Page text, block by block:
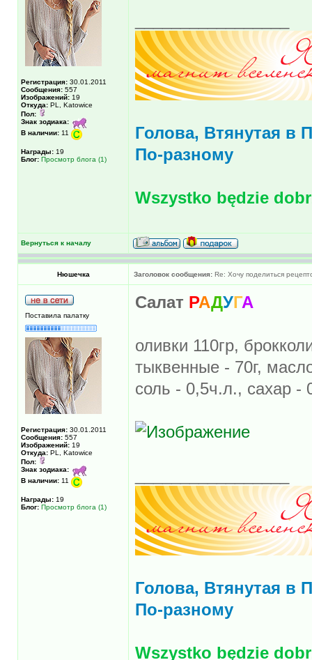
Регистрация: 30.01.2011
Сообщения: 557
Изображений: 19
Откуда: PL, Katowice
Пол:
Знак зодиака:
В наличии: 11
Награды: 19
Блог: Просмотр блога (1)
Голова, Втянутая в
По-разному
Wszystko będzie
Вернуться к началу
Нюшечка Заголовок сообщения: Re: Хочу поделиться
Поставила палатку
Регистрация: 30.01.2011
Сообщения: 557
Изображений: 19
Откуда: PL, Katowice
Пол:
Знак зодиака:
В наличии: 11
Награды: 19
Блог: Просмотр блога (1)
Салат РАДУГА
оливки 110гр,
тыквенные - 70г,
соль - 0,5ч.л., сахар -
Голова, Втянутая в
По-разному
Wszystko będzie